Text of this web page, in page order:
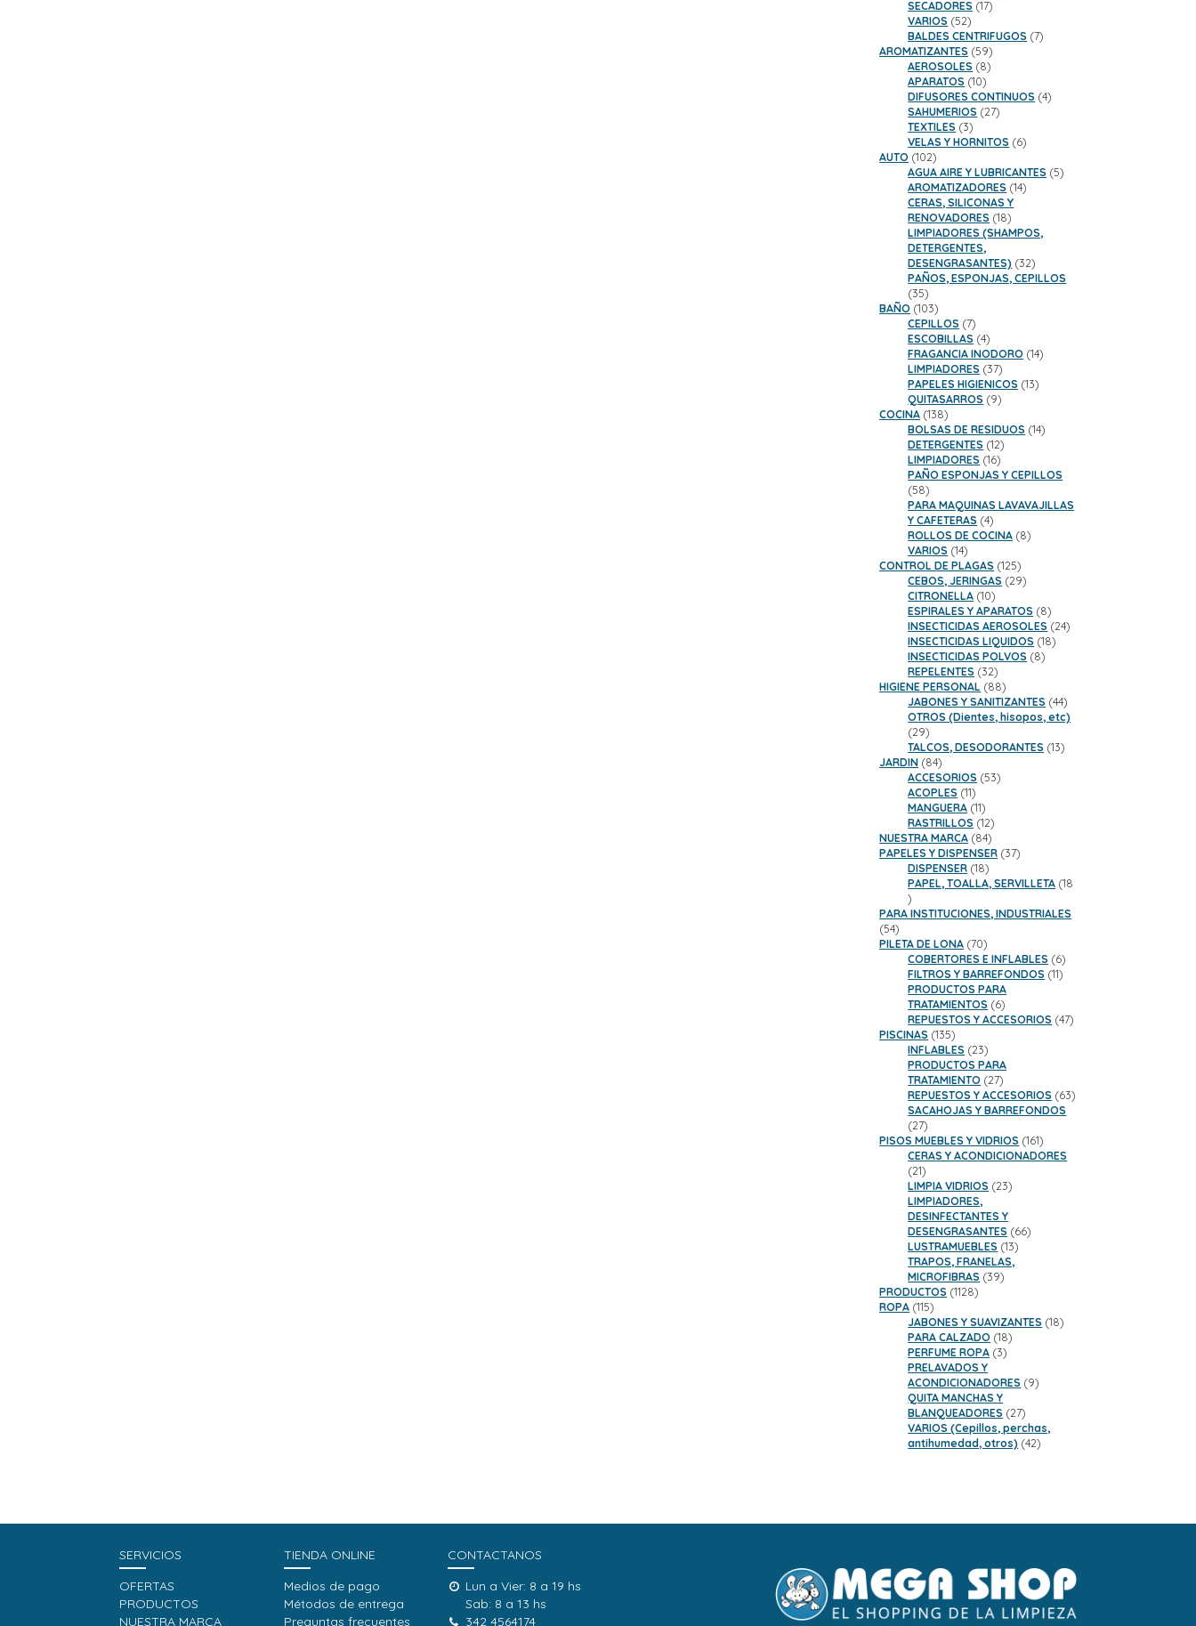
SECADORES 1717
VARIOS 5252
productos
BALDES CENTRIFUGOS 77
AROMATIZANTES 5959
productos
AEROSOLES 88
APARATOS 1010
productos
DIFUSORES CONTINUOS 44
SAHUMERIOS 2727
TEXTILES 33
productos
VELAS Y HORNITOS 66
AUTO 102102
productos
AGUA AIRE Y LUBRICANTES 55
AROMATIZADORES 1414
CERAS, SILICONAS Y
RENOVADORES 1818
productos
LIMPIADORES (SHAMPOS,
DETERGENTES,
DESENGRASANTES) 3232
productos
PAÑOS, ESPONJAS, CEPILLOS
3535
productos
BAÑO 103103
productos
CEPILLOS 77
productos
ESCOBILLAS 44
productos
FRAGANCIA INODORO 1414
LIMPIADORES 3737
productos
PAPELES HIGIENICOS 1313
QUITASARROS 99
COCINA 138138
productos
BOLSAS DE RESIDUOS 1414
DETERGENTES 1212
productos
LIMPIADORES 1616
productos
PAÑO ESPONJAS Y CEPILLOS
5858
productos
PARA MAQUINAS LAVAVAJILLAS
Y CAFETERAS 44
productos
ROLLOS DE COCINA 88
VARIOS 1414
productos
CONTROL DE PLAGAS 125125
productos
CEBOS, JERINGAS 2929
CITRONELLA 1010
productos
ESPIRALES Y APARATOS 88
productos
INSECTICIDAS AEROSOLES 2424
INSECTICIDAS LIQUIDOS 1818
INSECTICIDAS POLVOS 88
REPELENTES 3232
productos
HIGIENE PERSONAL 8888
productos
JABONES Y SANITIZANTES 4444
productos
OTROS (Dientes, hisopos, etc)
2929
productos
TALCOS, DESODORANTES 1313
JARDIN 8484
productos
ACCESORIOS 5353
ACOPLES 1111
productos
MANGUERA 1111
productos
RASTRILLOS 1212
productos
NUESTRA MARCA 8484
productos
PAPELES Y DISPENSER 3737
DISPENSER 1818
productos
PAPEL, TOALLA, SERVILLETA 18
18
productos
PARA INSTITUCIONES, INDUSTRIALES
5454
productos
PILETA DE LONA 7070
productos
COBERTORES E INFLABLES 66
productos
FILTROS Y BARREFONDOS 1111
PRODUCTOS PARA
TRATAMIENTOS 66
productos
REPUESTOS Y ACCESORIOS 4747
PISCINAS 135135
productos
INFLABLES 2323
productos
PRODUCTOS PARA
TRATAMIENTO 2727
productos
REPUESTOS Y ACCESORIOS 6363
SACAHOJAS Y BARREFONDOS
2727
productos
PISOS MUEBLES Y VIDRIOS 161161
productos
CERAS Y ACONDICIONADORES
2121
productos
LIMPIA VIDRIOS 2323
LIMPIADORES,
DESINFECTANTES Y
DESENGRASANTES 6666
LUSTRAMUEBLES 1313
TRAPOS, FRANELAS,
MICROFIBRAS 3939
PRODUCTOS 11281128
ROPA 115115
productos
JABONES Y SUAVIZANTES 1818
PARA CALZADO 1818
PERFUME ROPA 33
PRELAVADOS Y
ACONDICIONADORES 99
QUITA MANCHAS Y
BLANQUEADORES 2727
productos
VARIOS (Cepillos, perchas,
antihumedad, otros) 4242
SERVICIOS
OFERTAS
PRODUCTOS
NUESTRA MARCA
TIENDA ONLINE
Medios de pago
Métodos de entrega
Preguntas frecuentes
CONTACTANOS
Lun a Vier: 8 a 19 hs
Sab: 8 a 13 hs
342 4564174